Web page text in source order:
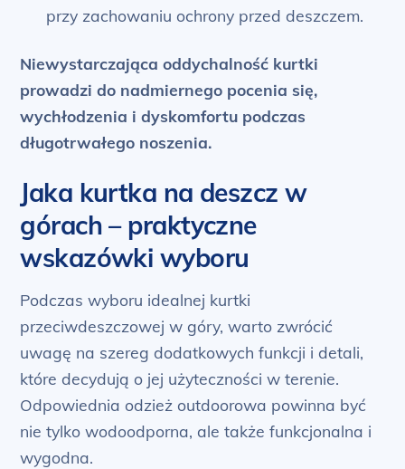
przy zachowaniu ochrony przed deszczem.
Niewystarczająca oddychalność kurtki
prowadzi do nadmiernego pocenia się,
wychłodzenia i dyskomfortu podczas
długotrwałego noszenia.
Jaka kurtka na deszcz w
górach – praktyczne
wskazówki wyboru
Podczas wyboru idealnej kurtki
przeciwdeszczowej w góry, warto zwrócić
uwagę na szereg dodatkowych funkcji i detali,
które decydują o jej użyteczności w terenie.
Odpowiednia odzież outdoorowa powinna być
nie tylko wodoodporna, ale także funkcjonalna i
wygodna.